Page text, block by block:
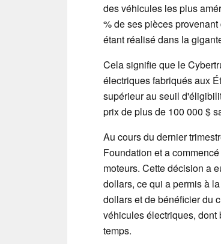
des véhicules les plus
% de ses pièces
étant réalisé dans la
Cela signifie que le
électriques fabriqués aux
supérieur au seuil
prix de plus de 100 000 $
Au cours du dernier
Foundation et a
moteurs. Cette décision a
dollars, ce qui a permis à
dollars et de bénéficier du
véhicules électriques,
temps.